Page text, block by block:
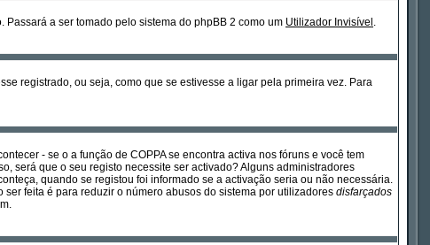
a ser tomado pelo sistema do phpBB 2 como um Utilizador Invisível .
registrado, ou seja, como que se estivesse a ligar pela primeira vez. Para
- se o a função de COPPA se encontra activa nos fóruns e você tem
será que o seu registo necessite ser activado? Alguns administradores
quando se registou foi informado se a activação seria ou não necessária.
feita é para reduzir o número abusos do sistema por utilizadores disfarçados